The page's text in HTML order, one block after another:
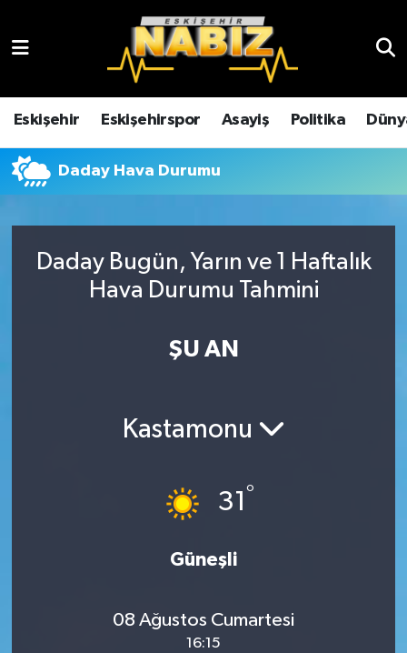
Eskişehir Eskişehirspor Asayiş Politika
Daday Hava Durumu
Daday Bugün, Yarın ve 1 Haftalık
Hava Durumu Tahmini
ŞU AN
Kastamonu
31 °
Güneşli
08 Ağustos Cumartesi
16:15
Çevre
Dünya
Ekonomi
Eskişehir
Eskişehir Hava Durumu
Eskişehir Trafik Yoğunluk Haritası
TFF 3.Lig 4.Grup Puan Durumu ve Fikstür
Son Dakika Haberleri
Haber Arşivi